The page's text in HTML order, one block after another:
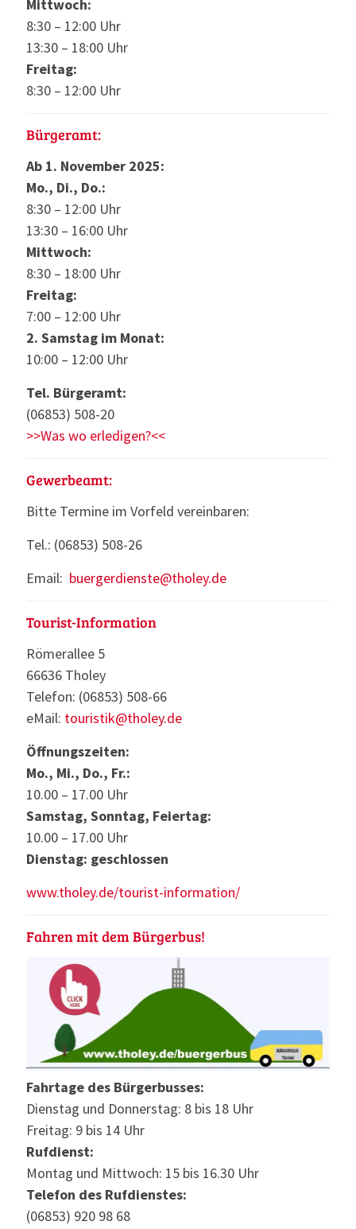
Mittwoch:
8:30 – 12:00 Uhr
13:30 – 18:00 Uhr
Freitag:
8:30 – 12:00 Uhr
Bürgeramt:
Ab 1. November 2025:
Mo., Di., Do.:
8:30 – 12:00 Uhr
13:30 – 16:00 Uhr
Mittwoch:
8:30 – 18:00 Uhr
Freitag:
7:00 – 12:00 Uhr
2. Samstag im Monat:
10:00 – 12:00 Uhr
Tel. Bürgeramt:
(06853) 508-20
>>Was wo erledigen?<<
Gewerbeamt:
Bitte Termine im Vorfeld vereinbaren:
Tel.: (06853) 508-26
Email: buergerdienste@tholey.de
Tourist-Information
Römerallee 5
66636 Tholey
Telefon: (06853) 508-66
eMail: touristik@tholey.de
Öffnungszeiten:
Mo., Mi., Do., Fr.:
10.00 – 17.00 Uhr
Samstag, Sonntag, Feiertag:
10.00 – 17.00 Uhr
Dienstag: geschlossen
www.tholey.de/tourist-information/
Fahren mit dem Bürgerbus!
Fahrtage des Bürgerbusses:
Dienstag und Donnerstag: 8 bis 18 Uhr
Freitag: 9 bis 14 Uhr
Rufdienst:
Montag und Mittwoch: 15 bis 16.30 Uhr
Telefon des Rufdienstes:
(06853) 920 98 68